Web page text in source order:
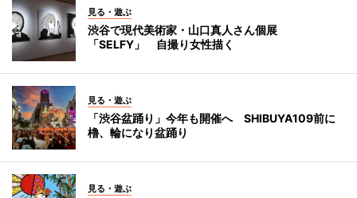
見る・遊ぶ
渋谷で現代美術家・山口真人さん個展
「SELFY」 自撮り女性描く
見る・遊ぶ
「渋谷盆踊り」今年も開催へ SHIBUYA109前に
櫓、輪になり盆踊り
見る・遊ぶ